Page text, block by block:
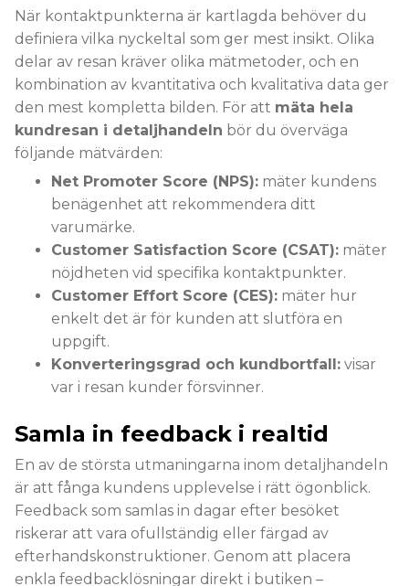
När kontaktpunkterna är kartlagda behöver du
definiera vilka nyckeltal som ger mest insikt. Olika
delar av resan kräver olika mätmetoder, och en
kombination av kvantitativa och kvalitativa data ger
den mest kompletta bilden. För att mäta hela
kundresan i detaljhandeln bör du överväga
följande mätvärden:
Net Promoter Score (NPS): mäter kundens
benägenhet att rekommendera ditt
varumärke.
Customer Satisfaction Score (CSAT): mäter
nöjdheten vid specifika kontaktpunkter.
Customer Effort Score (CES): mäter hur
enkelt det är för kunden att slutföra en
uppgift.
Konverteringsgrad och kundbortfall: visar
var i resan kunder försvinner.
Samla in feedback i realtid
En av de största utmaningarna inom detaljhandeln
är att fånga kundens upplevelse i rätt ögonblick.
Feedback som samlas in dagar efter besöket
riskerar att vara ofullständig eller färgad av
efterhandskonstruktioner. Genom att placera
enkla feedbacklösningar direkt i butiken –